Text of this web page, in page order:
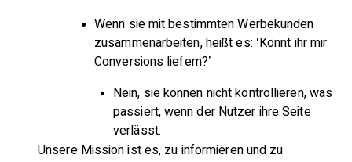
Wenn sie mit bestimmten Werbekunden
zusammenarbeiten, heißt es: ‘Könnt ihr mir
Conversions liefern?’
Nein, sie können nicht kontrollieren, was
passiert, wenn der Nutzer ihre Seite
verlässt.
Unsere Mission ist es, zu informieren und zu